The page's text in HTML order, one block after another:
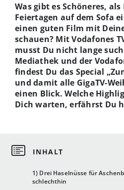
1) Drei Haselnüsse für
schlechthin
Was gibt es Schöneres,
Feiertagen auf dem Sofa
einen guten Film mit
schauen? Mit Vodafones
musst Du nicht lange
Mediathek und der
findest Du das Special
und damit alle GigaTV-
einen Blick. Welche
Dich warten, erfährst Du